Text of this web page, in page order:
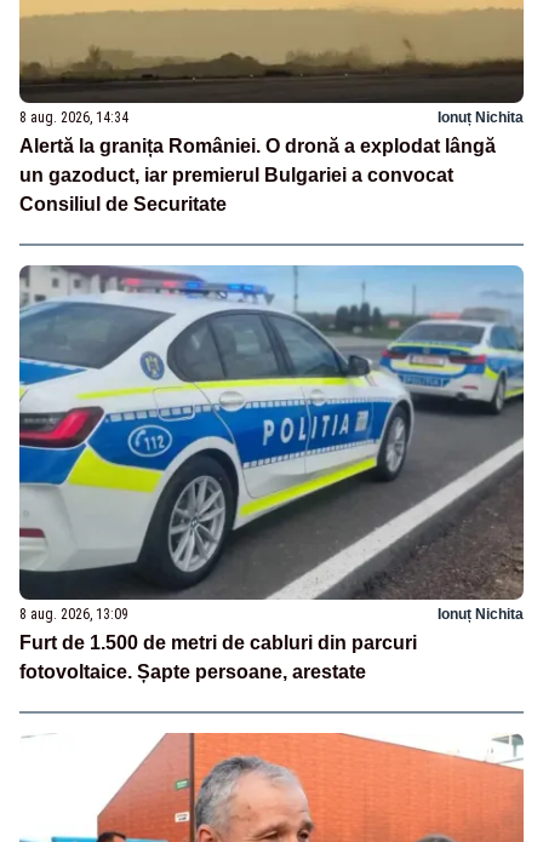
8 aug. 2026, 14:34 Ionuț Nichita
Alertă la granița României. O dronă a explodat lângă
un gazoduct, iar premierul Bulgariei a convocat
Consiliul de Securitate
8 aug. 2026, 13:09 Ionuț Nichita
Furt de 1.500 de metri de cabluri din parcuri
fotovoltaice. Șapte persoane, arestate